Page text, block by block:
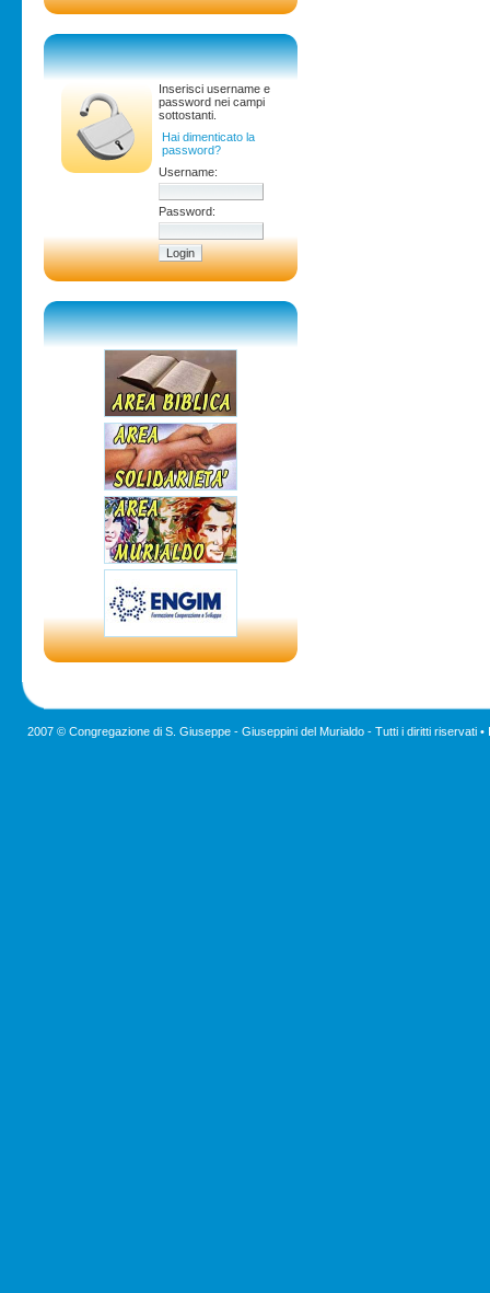
Inserisci username e
password nei campi
sottostanti.
Hai dimenticato la
password?
Username:
Password:
2007 © Congregazione di S. Giuseppe - Giuseppini del Murialdo - Tutti i diritti riservati •